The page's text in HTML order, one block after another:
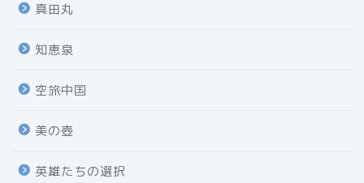
真田丸
知恵泉
空旅中国
美の壺
英雄たちの選択